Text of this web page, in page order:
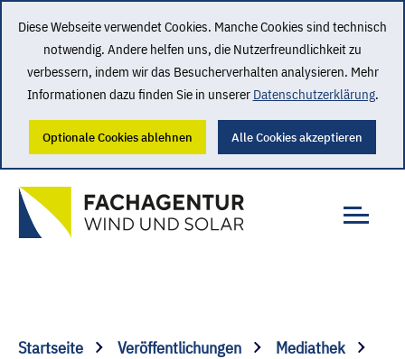
Diese Webseite verwendet Cookies. Manche Cookies sind technisch
notwendig. Andere helfen uns, die Nutzerfreundlichkeit zu
verbessern, indem wir das Besucherverhalten analysieren. Mehr
Informationen dazu finden Sie in unserer Datenschutzerklärung.
Optionale Cookies ablehnen Alle Cookies akzeptieren
Startseite Veröffentlichungen
Mediathek